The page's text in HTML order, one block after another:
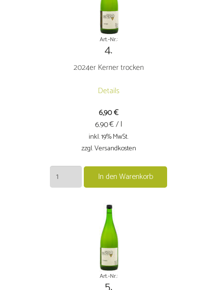
Art.-Nr.:
4.
2024er Kerner trocken
Details
6,90€
6.90€ / l
inkl. 19% MwSt.
zzgl. Versandkosten
2024er
Kerner
In den Warenkorb
Art.-Nr.: